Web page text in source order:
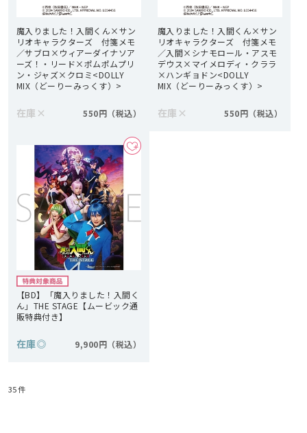
魔入りました！入間くん×サン
リオキャラクターズ 付箋メモ
／サブロ×ウィアーダイナソア
ーズ！・リード×ポムポムプリ
ン・ジャズ×クロミ<DOLLY
MIX（どーりーみっくす）>
在庫 × 550円
魔入りました！入間くん×サン
リオキャラクターズ 付箋メモ
／入間×シナモロール・アスモ
デウス×マイメロディ・クララ
×ハンギョドン<DOLLY
MIX（どーりーみっくす）>
在庫 × 550円
【BD】「魔入りました！入間く
ん」THE STAGE【ムービック通
販特典付き】
在庫◎ 9,900円
35件